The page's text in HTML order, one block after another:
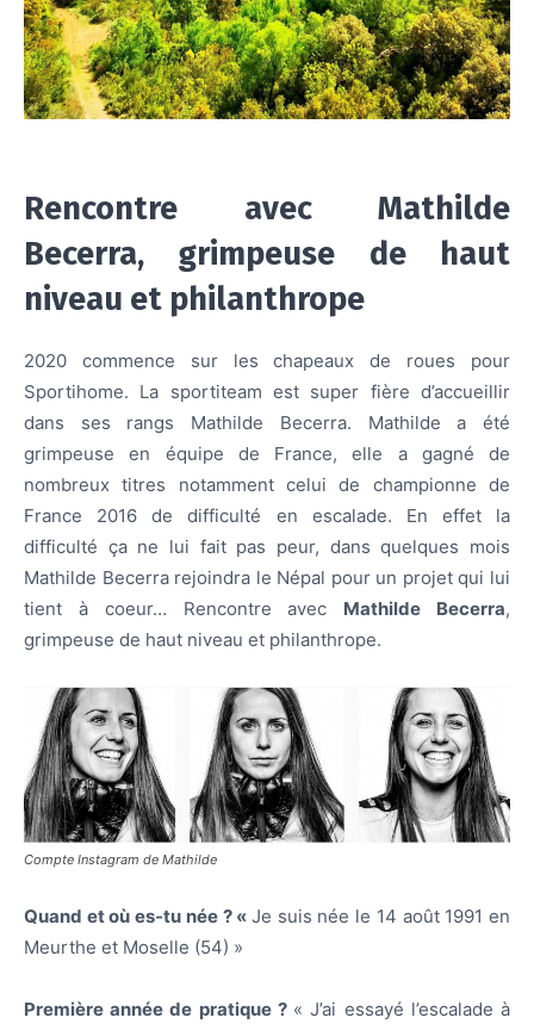
Rencontre avec Mathilde
Becerra, grimpeuse de haut
niveau et philanthrope
2020 commence sur les chapeaux de roues pour
Sportihome. La sportiteam est super fière d’accueillir
dans ses rangs Mathilde Becerra. Mathilde a été
grimpeuse en équipe de France, elle a gagné de
nombreux titres notamment celui de championne de
France 2016 de difficulté en escalade. En effet la
difficulté ça ne lui fait pas peur, dans quelques mois
Mathilde Becerra rejoindra le Népal pour un projet qui lui
tient à coeur… Rencontre avec Mathilde Becerra,
grimpeuse de haut niveau et philanthrope.
Compte Instagram de Mathilde
Quand et où es-tu née ? « Je suis née le 14 août 1991 en
Meurthe et Moselle (54) »
Première année de pratique ? « J’ai essayé l’escalade à